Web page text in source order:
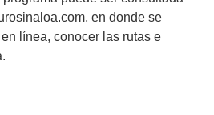
en donde se
línea, conocer las rutas e